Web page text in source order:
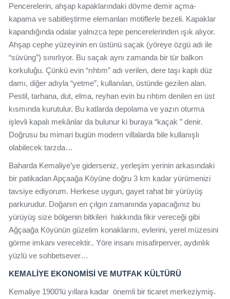
Pencerelerin, ahşap kapaklarındaki dövme demir açma-
kapama ve sabitleştirme elemanları motiflerle bezeli. Kapaklar
kapandığında odalar yalnızca tepe pencerelerinden ışık alıyor.
Ahşap cephe yüzeyinin en üstünü saçak (yöreye özgü adı ile
“süvüng”) sınırlıyor. Bu saçak aynı zamanda bir tür balkon
korkuluğu. Çünkü evin “rıhtım” adı verilen, dere taşı kaplı düz
damı, diğer adıyla “yetme”, kullanılan, üstünde gezilen alan.
Pestil, tarhana, dut, elma, reyhan evin bu rıhtım denilen en üst
kısmında kurutulur. Bu katlarda depolama ve yazın oturma
işlevli kapalı mekânlar da bulunur ki buraya “kaçak ” denir.
Doğrusu bu mimari bugün modern villalarda bile kullanışlı
olabilecek tarzda…
Baharda Kemaliye’ye giderseniz, yerleşim yerinin arkasındaki
bir patikadan Apçaağa Köyüne doğru 3 km kadar yürümenizi
tavsiye ediyorum. Herkese uygun, gayet rahat bir yürüyüş
parkurudur. Doğanın en çılgın zamanında yapacağınız bu
yürüyüş size bölgenin bitkileri hakkında fikir vereceği gibi
Ağçaağa Köyünün güzelim konaklarını, evlerini, yerel müzesini
görme imkanı verecektir.. Yöre insanı misafirperver, aydınlık
yüzlü ve sohbetsever…
KEMALİYE EKONOMİSİ VE MUTFAK KÜLTÜRÜ
Kemaliye 1900’lü yıllara kadar önemli bir ticaret merkeziymiş.